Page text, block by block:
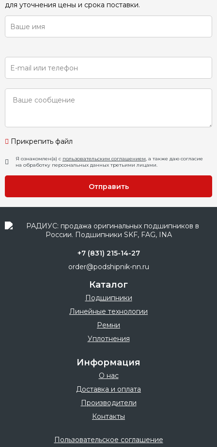
для уточнения цены и срока поставки.
Прикрепить файл
Я ознакомлен(а) с пользовательским соглашением, а также даю согласие
на обработку персональных данных третьими лицами.
Отправить
+7 (831) 215-14-27
order@podshipnik-nn.ru
Каталог
Подшипники
Линейные технологии
Ремни
Уплотнения
Информация
О нас
Доставка и оплата
Производители
Контакты
Пользовательское соглашение